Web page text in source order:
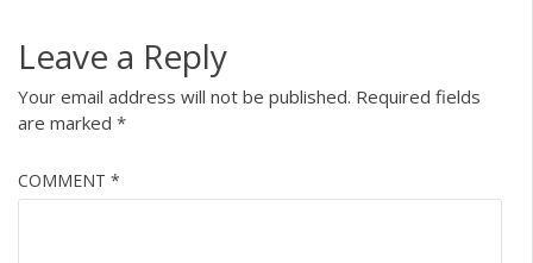
Leave a Reply
Your email address will not be published. Required fields
are marked *
COMMENT *